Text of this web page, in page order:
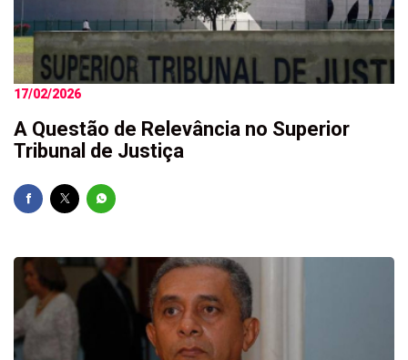
17/02/2026
A Questão de Relevância no Superior
Tribunal de Justiça